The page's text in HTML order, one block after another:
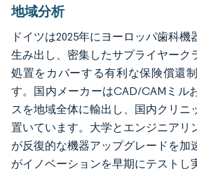
地域分析
ドイツは2025年にヨーロッパ歯科機
生み出し、密集したサプライヤーク
処置をカバーする有利な保険償還
す。国内メーカーはCAD/CAMミル
スを地域全体に輸出し、国内クリニ
置いています。大学とエンジニアリ
が反復的な機器アップグレードを加
がイノベーションを早期にテストし